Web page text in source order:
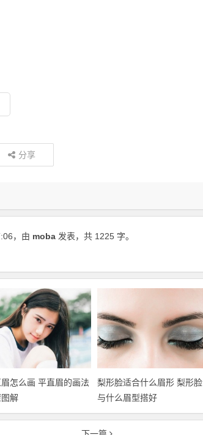
分享
，由 moba 发表，共 1225 字。
怎么画 平直眉的画法
解
梨形脸适合什么眉形 梨形脸
与什么眉型搭好